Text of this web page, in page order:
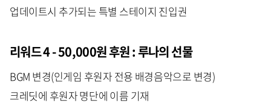
업데이트시 추가되는 특별 스테이지 진입권
리워드 4 - 50,000원 후원 : 루나의 선물
BGM 변경(인게임 후원자 전용 배경음악으로 변경)
크레딧에 후원자 명단에 이름 기재